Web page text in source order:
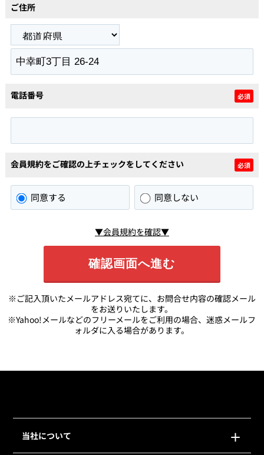
ご住所
電話番号 必須
会員規約をご確認の上チェックをしてください 必須
同意する 同意しない
▼会員規約を確認▼
※ご記入頂いたメールアドレス宛てに、お問合せ内容の確認メール
をお送りいたします。
※Yahoo!メールなどのフリーメールをご利用の場合、迷惑メールフ
ォルダに入る場合があります。
当社について